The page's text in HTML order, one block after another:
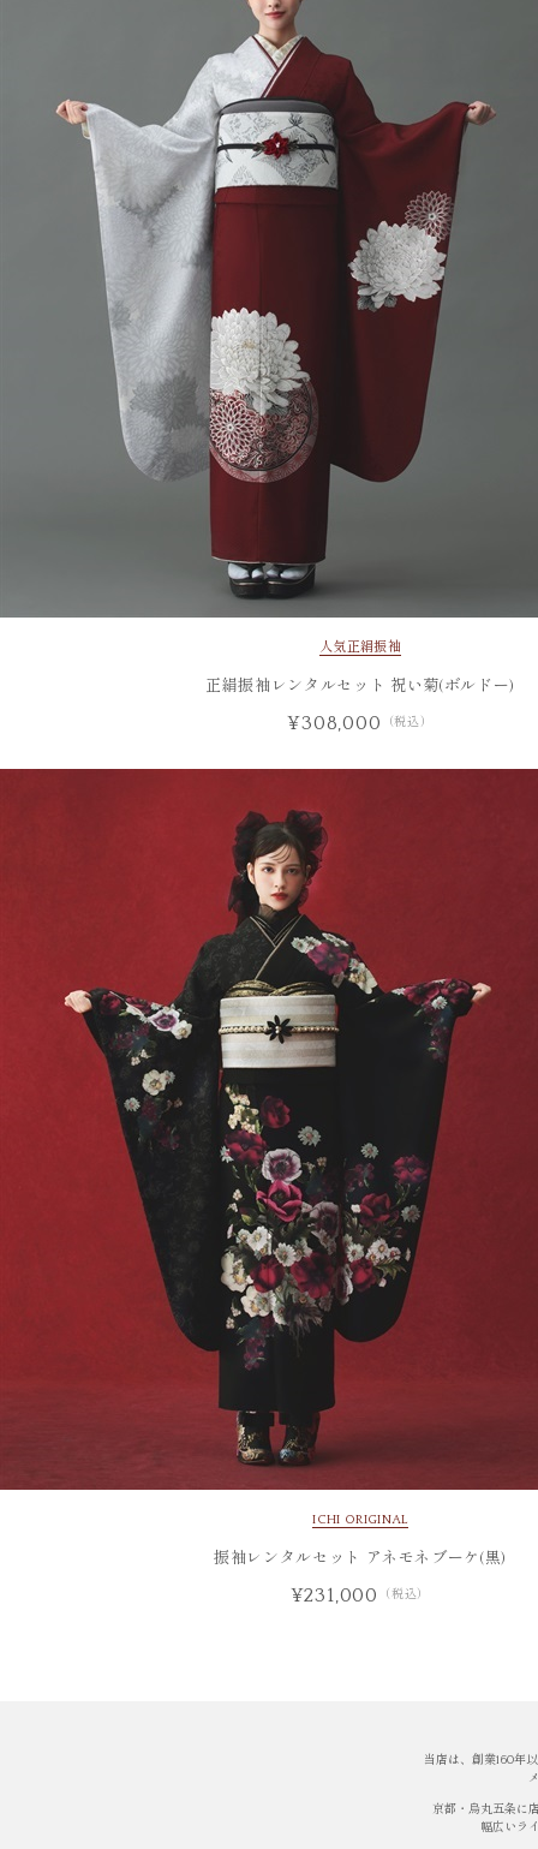
人気 正絹振袖
正絹振袖レンタルセット 祝い菊(ボルドー)
¥308,000 （税込）
ICHI ORIGINAL
振袖レンタルセット アネモネブーケ(黒)
¥231,000 （税込）
当店は、創業160年
京都・烏丸五条に
幅広いラ